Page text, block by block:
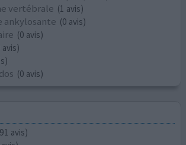
vertébrale (1 avis)
ankylosante (0 avis)
(0 avis)
avis)
(0 avis)
avis)